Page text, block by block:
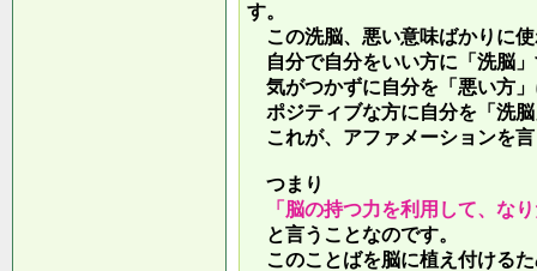
す。
この洗脳、悪い意味ばかりに
自分で自分をいい方に「洗脳
気がつかずに自分を「悪い方
ポジティブな方に自分を「洗
これが、アファメーションを
つまり
「脳の持つ力を利用して、な
と言うことなのです。
このことばを脳に植え付ける